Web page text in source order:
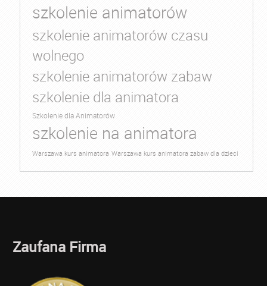
szkolenie animatorów
szkolenie animatorów czasu
wolnego
szkolenie animatorów zabaw
szkolenie dla animatora
Szkolenie dla Animatorów
szkolenie na animatora
Warszawa kurs animatora Warszawa kurs animatora zabaw dla dzieci
Zaufana Firma